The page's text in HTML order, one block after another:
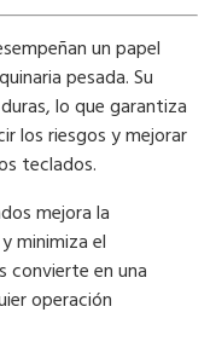
un papel
pesada. Su
lo que garantiza
los riesgos y mejorar
teclados.
mejora la
minimiza el
convierte en una
operación